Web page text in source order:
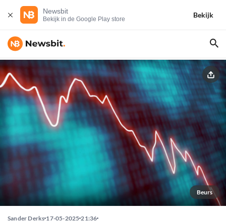
Newsbit
Bekijk in de Google Play store
Bekijk
Beurs
Sander Derks 17-05-2025 21:36